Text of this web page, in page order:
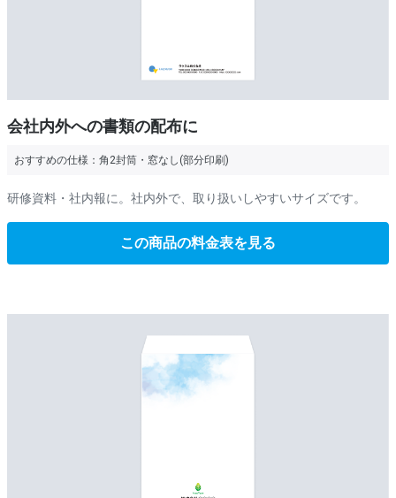
会社内外への書類の配布に
おすすめの仕様： 角2封筒・窓なし(部分印刷)
研修資料・社内報に。社内外で、取り扱いしやすいサイズです。
この商品の料金表を見る